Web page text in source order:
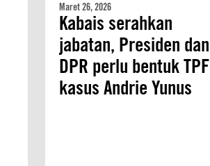
Maret 26, 2026
Kabais serahkan
jabatan, Presiden dan
DPR perlu bentuk TPF
kasus Andrie Yunus